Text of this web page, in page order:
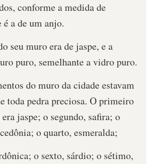
conforme a medida de
é a de um anjo.
seu muro era de jaspe, e a
puro, semelhante a vidro puro.
do muro da cidade estavam
toda pedra preciosa. O primeiro
jaspe; o segundo, safira; o
o quarto, esmeralda;
o sexto, sárdio; o sétimo,